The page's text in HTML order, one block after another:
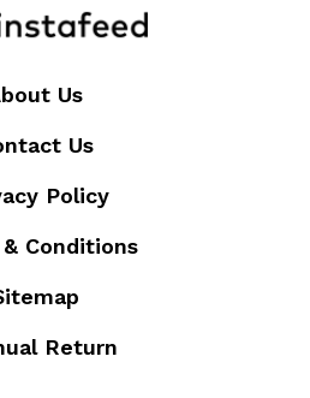
Us
Us
Policy
Conditions
Return